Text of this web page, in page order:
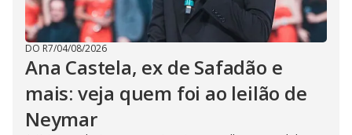
DO R7/04/08/2026
Ana Castela, ex de Safadão e
mais: veja quem foi ao leilão de
Neymar